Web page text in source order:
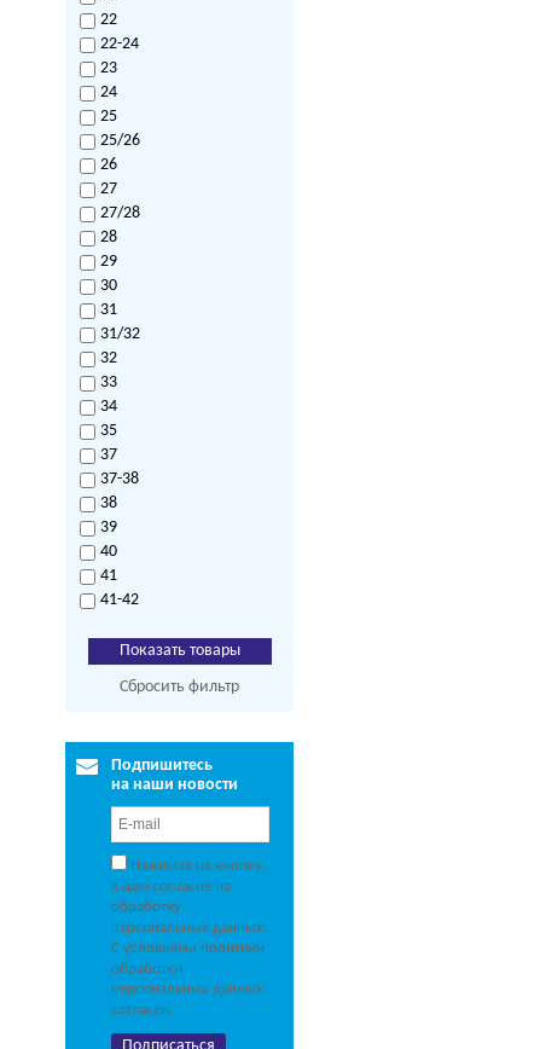
22
22-24
23
24
25
25/26
26
27
27/28
28
29
30
31
31/32
32
33
34
35
37
37-38
38
39
40
41
41-42
Сбросить фильтр
Подпишитесь
на наши новости
Нажимая на кнопку,
я даю согласие на
обработку
персональных данных.
С условиями политики
обработки
персональных данных
согласен.